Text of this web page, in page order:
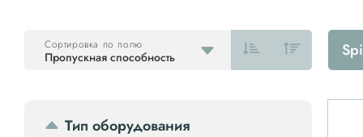
Пропускная способность
Сортировка по полю
Тип оборудования